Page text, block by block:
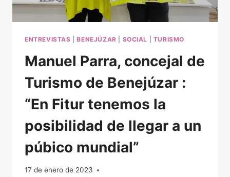
A
LAS
COMO
HACE
TORREVIEJA”
ENTREVISTAS |BENEJÚZAR SOCIAL TURISMO
Manuel Parra, concejal de
Turismo de Benejúzar :
“En Fitur tenemos la
posibilidad de llegar a un
púbico mundial”
17 de enero de 2023